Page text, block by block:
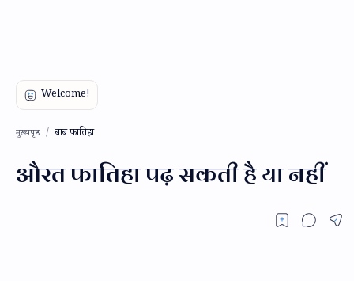
मुख्यपृष्ठ बाब फातिहा
औरत फातिहा पढ़ सकती है या नहीं